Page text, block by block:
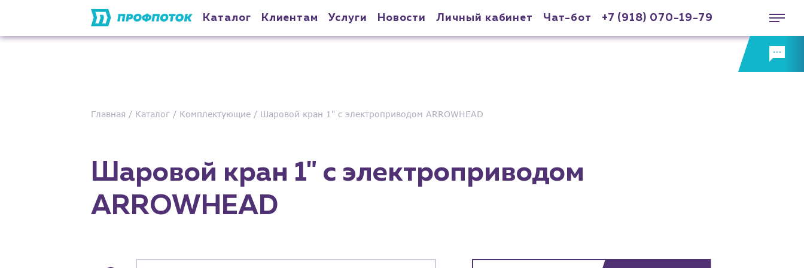
Каталог Клиентам Услуги Новости Личный кабинет Чат-бот +7 (918) 070-19-79
Главная Каталог Комплектующие Шаровой кран 1" с электроприводом ARROWHEAD
Шаровой кран 1" с электроприводом
ARROWHEAD